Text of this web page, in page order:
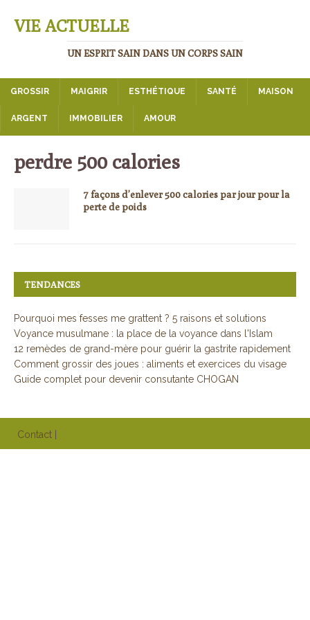
VIE ACTUELLE
UN ESPRIT SAIN DANS UN CORPS SAIN
GROSSIR MAIGRIR ESTHÉTIQUE SANTÉ MAISON
ARGENT IMMOBILIER AMOUR
perdre 500 calories
7 façons d’enlever 500 calories par jour pour la
perte de poids
TENDANCES
Pourquoi mes fesses me grattent ? 5 raisons et solutions
Voyance musulmane : la place de la voyance dans l'Islam
12 remèdes de grand-mère pour guérir la gastrite rapidement
Comment grossir des joues : aliments et exercices du visage
Guide complet pour devenir consutante CHOGAN
Contact